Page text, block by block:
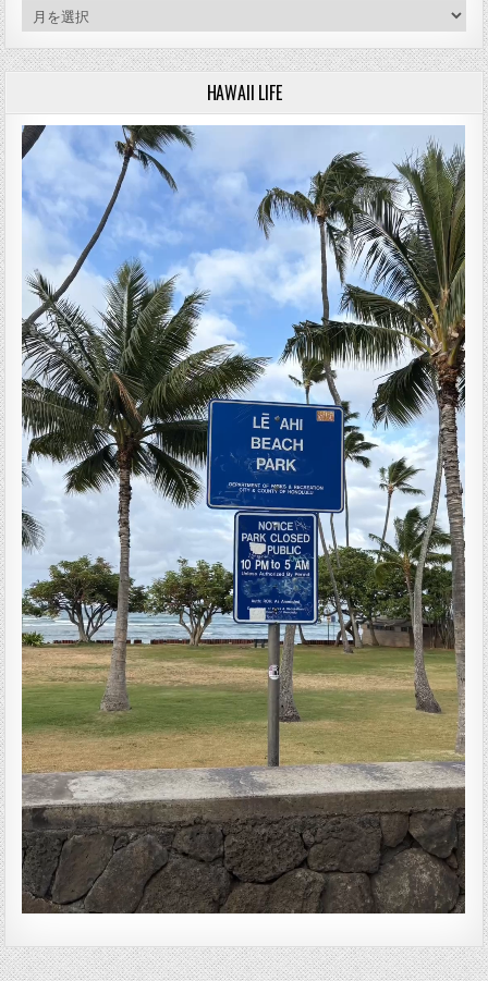
アーカイブ
HAWAII LIFE